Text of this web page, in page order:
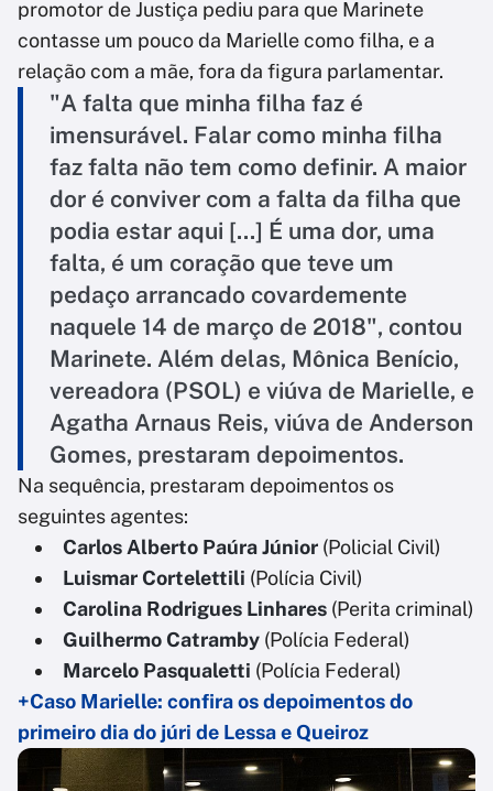
promotor de Justiça pediu para que Marinete
contasse um pouco da Marielle como filha, e a
relação com a mãe, fora da figura parlamentar.
"A falta que minha filha faz é
imensurável. Falar como minha filha
faz falta não tem como definir. A maior
dor é conviver com a falta da filha que
podia estar aqui [...] É uma dor, uma
falta, é um coração que teve um
pedaço arrancado covardemente
naquele 14 de março de 2018", contou
Marinete. Além delas, Mônica Benício,
vereadora (PSOL) e viúva de Marielle, e
Agatha Arnaus Reis, viúva de Anderson
Gomes, prestaram depoimentos.
Na sequência, prestaram depoimentos os
seguintes agentes:
Carlos Alberto Paúra Júnior (Policial Civil)
Luismar Cortelettili (Polícia Civil)
Carolina Rodrigues Linhares (Perita criminal)
Guilhermo Catramby (Polícia Federal)
Marcelo Pasqualetti (Polícia Federal)
+Caso Marielle: confira os depoimentos do
primeiro dia do júri de Lessa e Queiroz